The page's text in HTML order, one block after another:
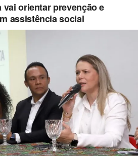
orientar prevenção e
assistência social